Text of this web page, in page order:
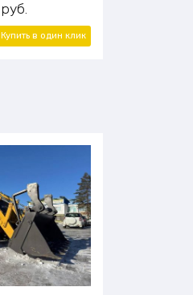
руб.
Купить в один клик